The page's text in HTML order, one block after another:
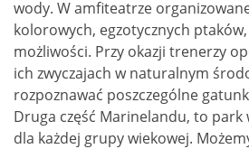
wody. W amfiteatrze
kolorowych, egzotycznych
możliwości. Przy okazji trenerzy
ich zwyczajach w naturalnym
rozpoznawać poszczególne
Druga część Marinelandu, to park
dla każdej grupy wiekowej.